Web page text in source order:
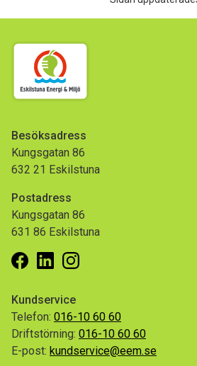
Besöksadress
Kungsgatan 86
632 21 Eskilstuna
Postadress
Kungsgatan 86
631 86 Eskilstuna
Facebook
LinkedinInstagram
Kundservice
Telefon: 016-10 60 60
Driftstörning: 016-10 60 60
E-post: kundservice@eem.se